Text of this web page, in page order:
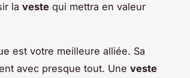
la veste qui mettra en valeur
est votre meilleure alliée. Sa
avec presque tout. Une veste